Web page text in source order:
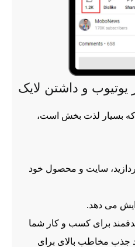
و داشتن لایک
که بسیار لذت بخش است،
سایت و محصول خود
می دهد.
برای کسب و کار شما
جذب مخاطب بالای برای